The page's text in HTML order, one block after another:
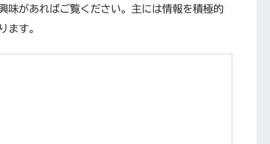
味があればご覧ください。主には情報を積極的
ます。